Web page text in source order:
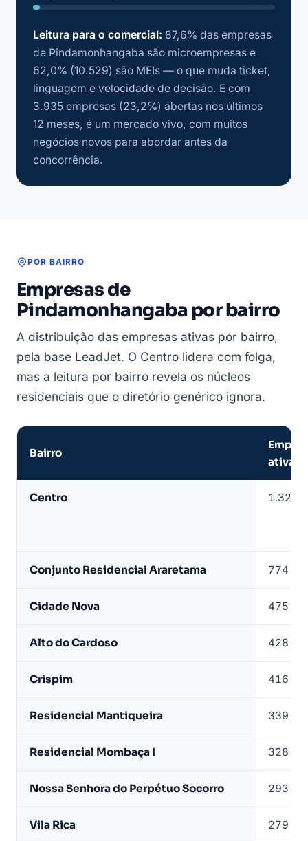
Leitura para o comercial: 87,6% das empresas
de Pindamonhangaba são microempresas e
62,0% (10.529) são MEIs — o que muda ticket,
linguagem e velocidade de decisão. E com
3.935 empresas (23,2%) abertas nos últimos
12 meses, é um mercado vivo, com muitos
negócios novos para abordar antes da
concorrência.
POR BAIRRO
Empresas de
Pindamonhangaba por bairro
A distribuição das empresas ativas por bairro,
pela base LeadJet. O Centro lidera com folga,
mas a leitura por bairro revela os núcleos
residenciais que o diretório genérico ignora.
LeadJet
Bairro
ativas
Centro 1.322
Conjunto Residencial Araretama 774
Cidade Nova 475
Alto do Cardoso 428
Crispim 416
Residencial Mantiqueira 339
Residencial Mombaça I 328
Nossa Senhora do Perpétuo Socorro 293
Vila Rica 279